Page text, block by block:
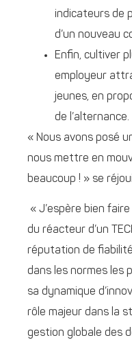
indicateurs de
d’un nouveau
Enfin, cultiver
employeur
jeunes, en
de l’alternance.
« Nous avons posé
nous mettre en
beaucoup ! » se
« J’espère bien
du réacteur d’un
réputation de
dans les normes les
sa dynamique
rôle majeur dans la
gestion globale des